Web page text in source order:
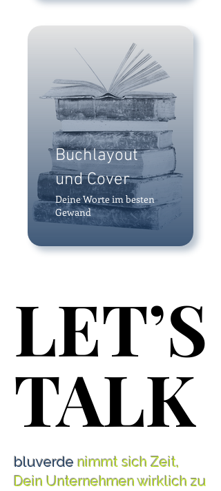
Buchlayout
und Cover
Deine Worte im besten
Gewand
LET’S
TALK
LET’S
TALK
bluverde nimmt sich Zeit,
Dein Unternehmen wirklich zu